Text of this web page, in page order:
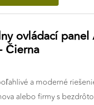
ovládací
Čierna
a moderné
alebo firmy s
funkčnosť našich stránok.
Analytics